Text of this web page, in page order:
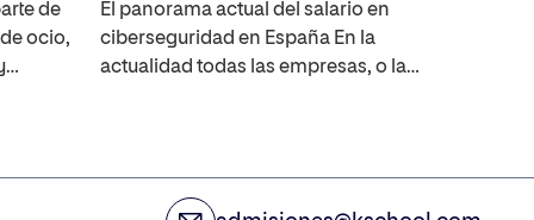
de
ocio,
de salarios y proyecciones
El panorama actual del salario en
ciberseguridad en España En la
actualidad todas las empresas, o la
cualquier sector. Debido a este motivo,
la ciberseguridad es fundamental para